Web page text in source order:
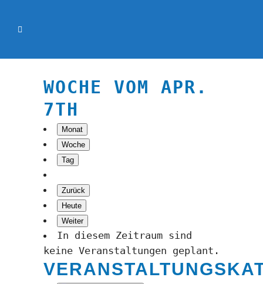
WOCHE VOM APR.
7TH
Monat
Woche
Tag
Zurück
Heute
Weiter
In diesem Zeitraum sind
keine Veranstaltungen geplant.